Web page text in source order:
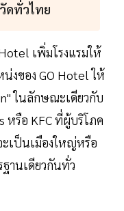
ดทั่วไทย
เพิ่มโรงแรมให้
น่งของ GO Hotel ให้
ในลักษณะเดียวกับ
หรือ KFC ที่ผู้บริโภค
ะเป็นเมืองใหญ่หรือ
ฐานเดียวกันทั่ว